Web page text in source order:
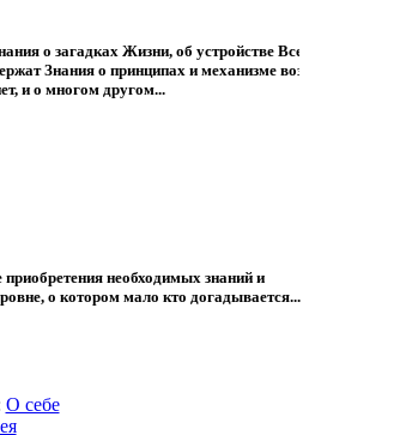
приобретения необходимых знаний и
о котором мало кто догадывается...
О себе